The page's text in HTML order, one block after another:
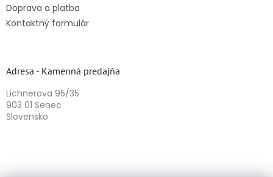
Doprava a platba
Kontaktný formulár
Adresa - Kamenná predajňa
Lichnerova 95/35
903 01 Senec
Slovensko